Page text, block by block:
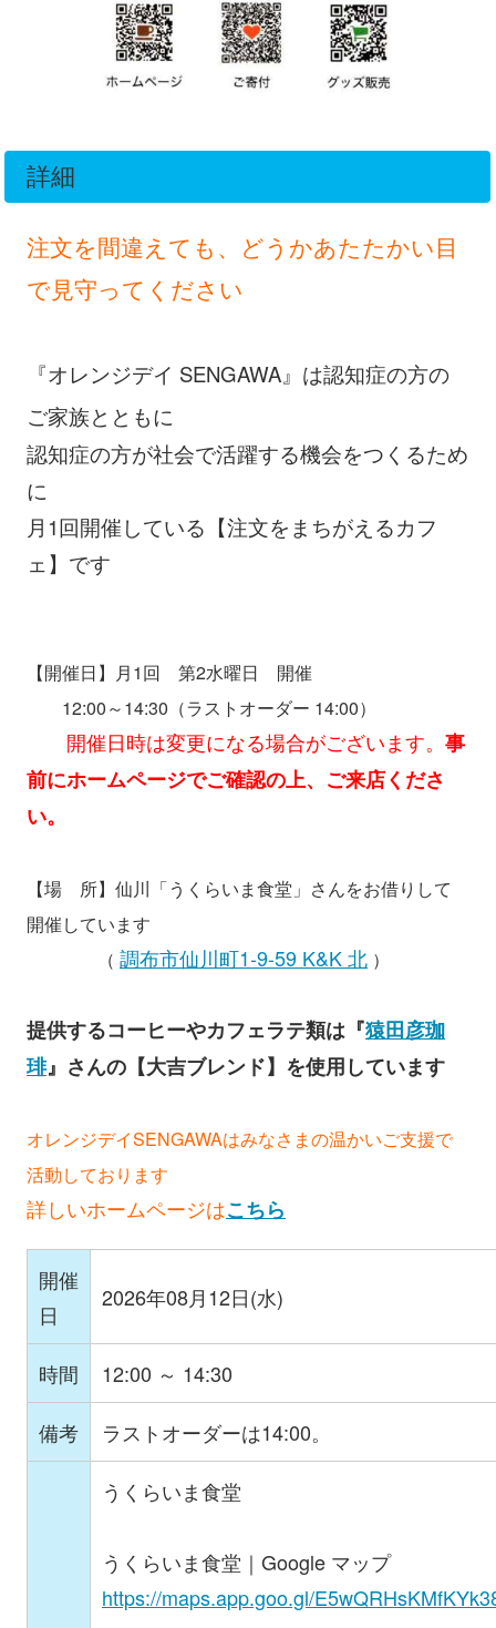
詳細
注文を間違えても、どうかあたたかい目
で見守ってください
『オレンジデイ SENGAWA』は認知症の方の
ご家族とともに
認知症の方が社会で活躍する機会をつくるため
に
月1回開催している【注文をまちがえるカフ
ェ】です
【開催日】月1回 第2水曜日 開催
12:00～14:30（ラストオーダー 14:00）
開催日時は変更になる場合がございます。 事
前にホームページでご確認の上、ご来店くださ
い。
【場 所】仙川「うくらいま食堂」さんをお借りして
開催しています
（ 調布市仙川町1-9-59 K&K 北 ）
提供するコーヒーやカフェラテ類は『猿田彦珈
琲』さんの【大吉ブレンド】を使用しています
オレンジデイSENGAWAはみなさまの温かいご支援で
活動しております
詳しいホームページはこちら
開催
日
2026年08月12日(水)
時間 12:00 ～ 14:30
備考 ラストオーダーは14:00。
うくらいま食堂
うくらいま食堂｜Google マップ
https://maps.app.goo.gl/